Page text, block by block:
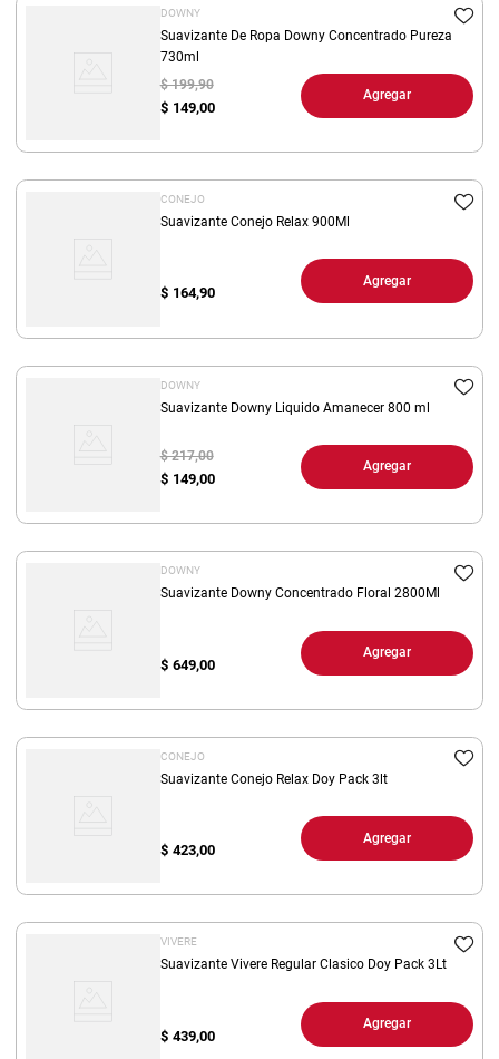
DOWNY
Suavizante De Ropa Downy Concentrado Pureza
730ml
$ 149,00
$ 199,90
Agregar
CONEJO
Suavizante Conejo Relax 900Ml
$ 164,90
Agregar
DOWNY
Suavizante Downy Liquido Amanecer 800 ml
$ 149,00
$ 217,00
Agregar
DOWNY
Suavizante Downy Concentrado Floral 2800Ml
$ 649,00
Agregar
CONEJO
Suavizante Conejo Relax Doy Pack 3lt
$ 423,00
Agregar
VIVERE
Suavizante Vivere Regular Clasico Doy Pack 3Lt
$ 439,00
Agregar